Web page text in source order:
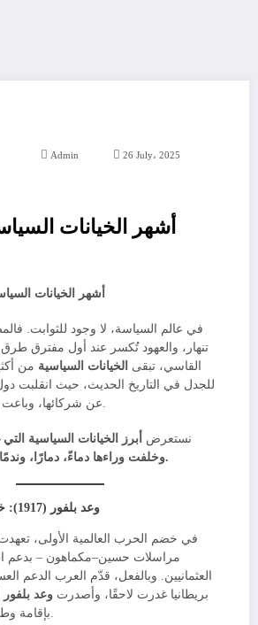
Admin 26 July، 2025
أشهر الخيانات
أشهر الخيانات
في عالم السياسة، لا وجود للثوابت.
تنهار، والعهود تُكسر عند أول مفترق
القاسي، تبقى الخيانات السياسية من
للجدل في التاريخ الحديث، حيث انقلبت
نستعرض أبرز الخيانات السياسية
وخلفت وراءها دماءً، دمارًا، وندمًا سياسيًا يصعب نسيانه.
وعد بلفور (1917): خيانة بريطانيا للعرب
في خضم الحرب العالمية الأولى، تعهدت
مراسلات حسين–مكماهون – بدعم
العثمانيين. وبالفعل، قدّم العرب الدعم
بريطانيا غدرت لاحقًا، وأصدرت وعد بلفور
بإقامة وطن قومي في فلسطين.